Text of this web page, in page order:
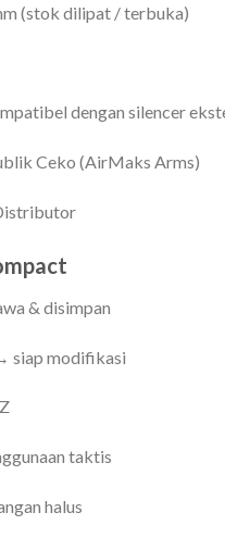
(stok dilipat / terbuka)
dengan silencer
Ceko (AirMaks Arms)
& disimpan
siap modifikasi
taktis
halus